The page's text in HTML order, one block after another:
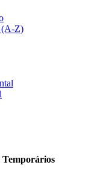
(A-Z)
Temporários